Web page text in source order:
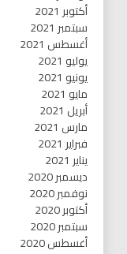
أكتوبر 2021
سبتمبر 2021
أغسطس 2021
يوليو 2021
يونيو 2021
مايو 2021
أبريل 2021
مارس 2021
فبراير 2021
يناير 2021
ديسمبر 2020
نوفمبر 2020
أكتوبر 2020
سبتمبر 2020
أغسطس 2020